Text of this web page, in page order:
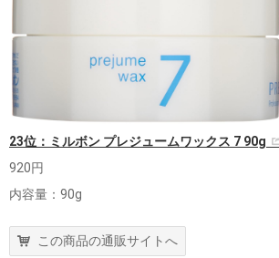
23位：ミルボン プレジュームワックス 7 90g
920円
内容量：90g
この商品の通販サイトへ